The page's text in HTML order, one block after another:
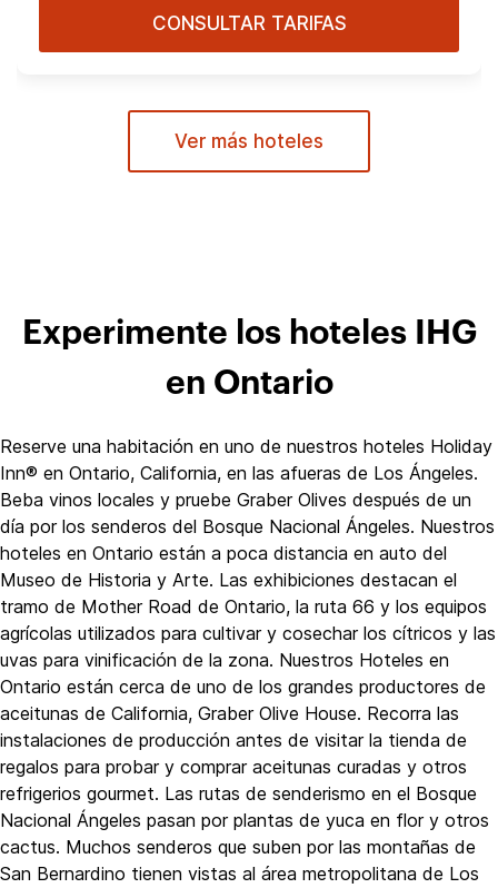
CONSULTAR TARIFAS
Ver más hoteles
Experimente los hoteles IHG
en Ontario
Reserve una habitación en uno de nuestros hoteles Holiday
Inn® en Ontario, California, en las afueras de Los Ángeles.
Beba vinos locales y pruebe Graber Olives después de un
día por los senderos del Bosque Nacional Ángeles. Nuestros
hoteles en Ontario están a poca distancia en auto del
Museo de Historia y Arte. Las exhibiciones destacan el
tramo de Mother Road de Ontario, la ruta 66 y los equipos
agrícolas utilizados para cultivar y cosechar los cítricos y las
uvas para vinificación de la zona. Nuestros Hoteles en
Ontario están cerca de uno de los grandes productores de
aceitunas de California, Graber Olive House. Recorra las
instalaciones de producción antes de visitar la tienda de
regalos para probar y comprar aceitunas curadas y otros
refrigerios gourmet. Las rutas de senderismo en el Bosque
Nacional Ángeles pasan por plantas de yuca en flor y otros
cactus. Muchos senderos que suben por las montañas de
San Bernardino tienen vistas al área metropolitana de Los